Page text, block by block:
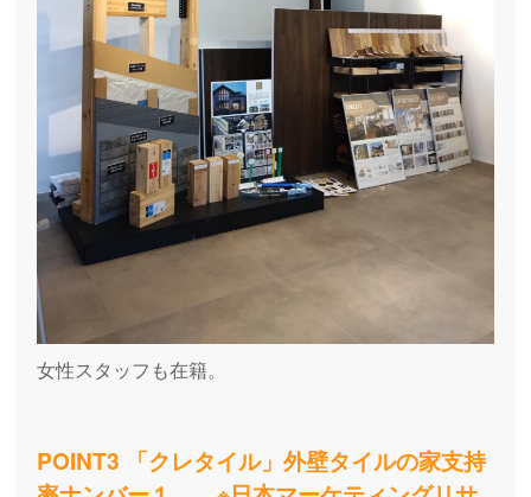
女性スタッフも在籍。
POINT3 「クレタイル」外壁タイルの家支持